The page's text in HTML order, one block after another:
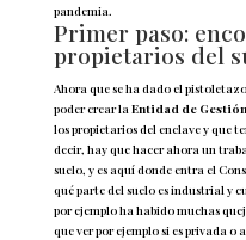
pandemia.
Primer paso:
propietarios del
Ahora que se ha dado el
poder crear la Entidad de
los propietarios del enclave y que
decir, hay que hacer ahora un
suelo, y es aquí donde entra el
qué parte del suelo es industrial y
por ejemplo ha habido muchas
que ver por ejemplo si es privada o